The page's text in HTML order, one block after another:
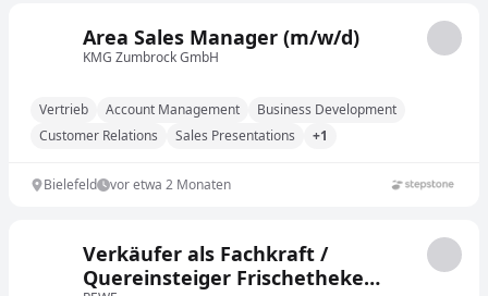
Area Sales Manager (m/w/d)
KMG Zumbrock GmbH
Vertrieb Account Management
Business Development
Customer Relations
Sales Presentations +1
Bielefeld vor etwa 2 Monaten
Verkäufer als Fachkraft /
Quereinsteiger Frischetheke